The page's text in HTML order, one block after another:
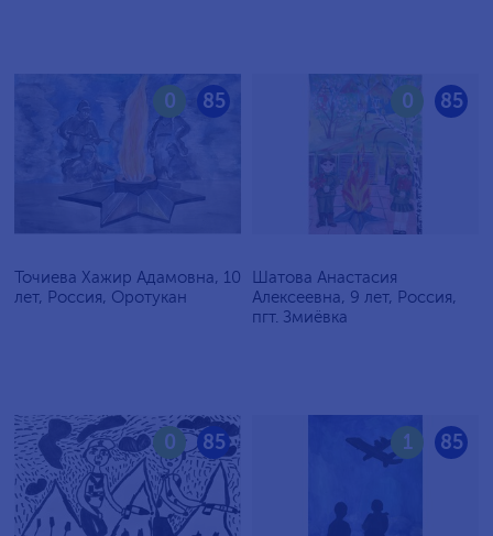
85
0
Точиева Хажир Адамовна, 10
лет, Россия, Оротукан
85
0
Шатова Анастасия
Алексеевна, 9 лет, Россия,
пгт. Змиёвка
85
0 85
1